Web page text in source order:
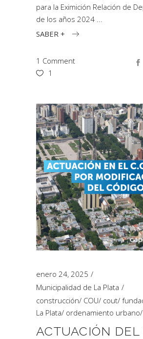
para la Eximición Relación de
de los años 2024
SABER +
1 Comment
1
enero 24, 2025
Municipalidad de La Plata
construcción/ COU/ cout/
La Plata/ ordenamiento urbano/
ACTUACIÓN DEL